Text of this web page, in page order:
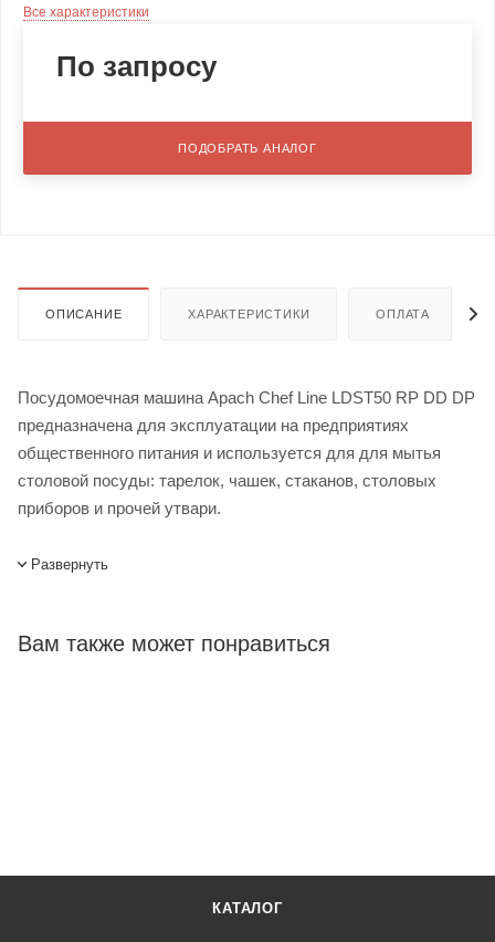
Все характеристики
По запросу
ПОДОБРАТЬ АНАЛОГ
ОПИСАНИЕ ХАРАКТЕРИСТИКИ ОПЛАТА
Посудомоечная машина Apach Chef Line LDST50 RP DD DP
предназначена для эксплуатации на предприятиях
общественного питания и используется для для мытья
столовой посуды: тарелок, чашек, стаканов, столовых
приборов и прочей утвари.
Особенности
Помпа DuoFlow
Система ускоренного нагрева бака QuickReady
Развернуть
Вам также может понравиться
КАТАЛОГ